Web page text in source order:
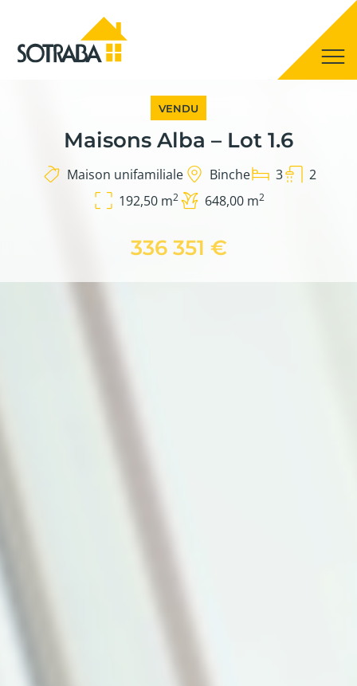
VENDU
Maisons Alba – Lot 1.6
Maison unifamiliale Binche 3
2
192,50 m2 648,00 m2
336 351 €